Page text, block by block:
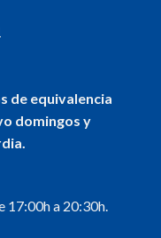
de equivalencia
domingos y
17:00h a 20:30h.